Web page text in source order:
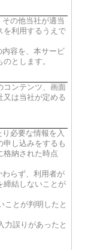
の他当社が適当
を利用するうえで
内容を、本サービ
とします。
コンテンツ、画面
又は当社が定める
必要な情報を入
申し込みをするも
格納された時点
わらず、利用者が
締結しないことが
ことが判明したと
力誤りがあったと